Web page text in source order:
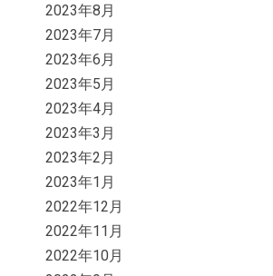
2023年8月
2023年7月
2023年6月
2023年5月
2023年4月
2023年3月
2023年2月
2023年1月
2022年12月
2022年11月
2022年10月